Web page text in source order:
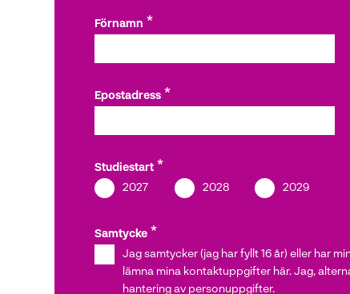
Förnamn
Epostadress
Studiestart
2027
2028 2029
Samtycke
Jag samtycker (jag har fyllt 16 år) eller har
lämna mina kontaktuppgifter här. Jag,
hantering av personuppgifter.